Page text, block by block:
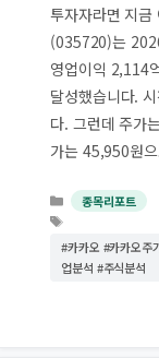
투자자라면 지
(035720)는
영업이익 2,114
달성했습니다.
다. 그런데 주가
가는 45,950원
카
고
리
종목리포트
그
#카카오 #카카오주
업분석 #주식분석